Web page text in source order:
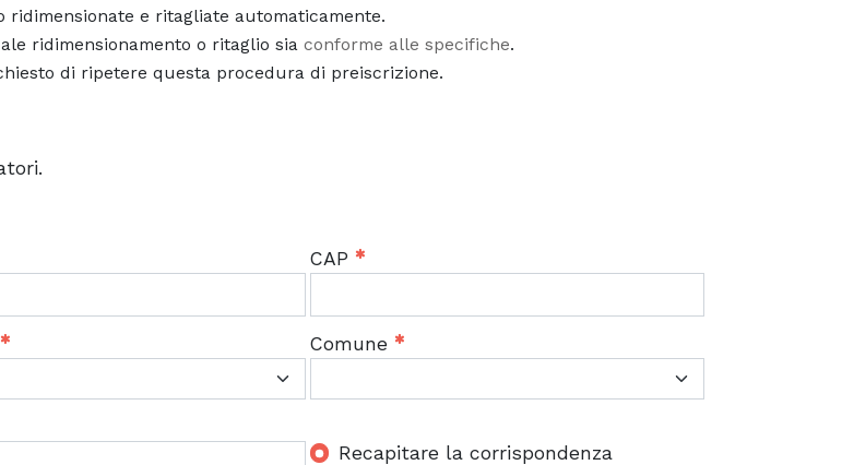
e ritagliate automaticamente.
ridimensionamento o ritaglio sia conforme alle specifiche.
di ripetere questa procedura di preiscrizione.
CAP
Comune
Recapitare la corrispondenza